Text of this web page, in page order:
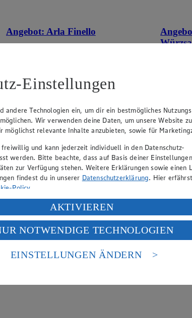
Angebot: Arla Finello
1.59
-38%
Rabattierter Preis von 1.59€ (Insgesamt
Gratin-, Ofen-, Pasta- oder Pizzakäse, versch.
Sorten und Fettstufen, 150g Beutel, (1kg =
10,60)
-
versch.
Einstellungen
andere Technologien ein, um dir ein bestmögliches
Wir verwenden deine Daten, um unsere Website zu
möglichst relevante Inhalte anzubieten, sowie für
und kann jederzeit individuell in den Datenschutz-
werden. Bitte beachte, dass auf Basis deiner
zur Verfügung stehen. Weitere Erklärungen sowie einen
findest du in unserer Datenschutzerklärung. Hier
Policy.
Daten in den USA durch Facebook und
klickst, willigst du im Sinne des Art. 49 Abs. 1 Satz 1 lit.
in den USA verarbeitet werden. Der EuGH sieht die USA als
Standards nicht angemessenen Datenschutzniveau an. Es
US-amerikanische Behörden.
AKTIVIEREN
NOTWENDIGE TECHNOLOGIEN
EINSTELLUNGEN ÄNDERN